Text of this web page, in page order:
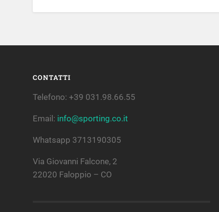
CONTATTI
Telefono: +39 031.98.66.55
Email: info@sporting.co.it
Whatsapp 3713190305
Via Giovanni Falcone, 2
22020 Faloppio – CO